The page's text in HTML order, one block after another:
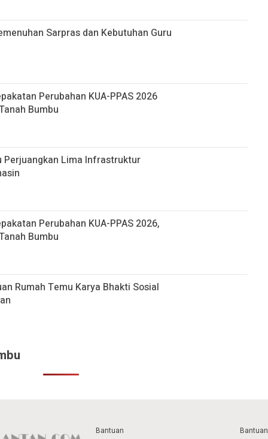
Sarpras dan Kebutuhan Guru
Perubahan KUA-PPAS 2026
Bumbu
Perjuangkan Lima Infrastruktur
Perubahan KUA-PPAS 2026,
Bumbu
Rumah Temu Karya Bhakti Sosial
Bantuan Bantuan